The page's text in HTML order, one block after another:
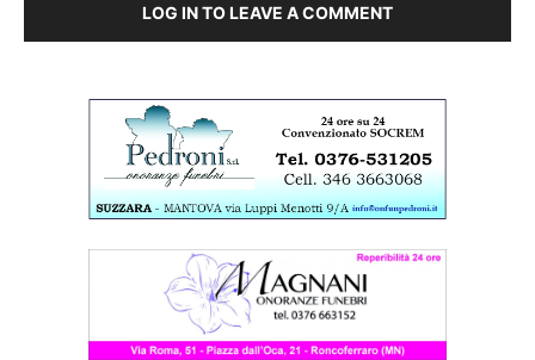
LOG IN TO LEAVE A COMMENT